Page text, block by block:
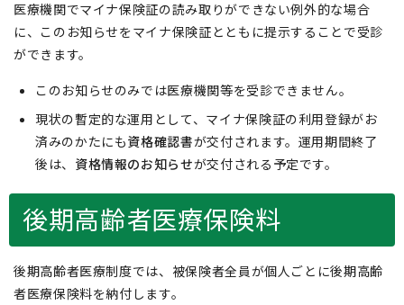
医療機関でマイナ保険証の読み取りができない例外的な場合
に、このお知らせをマイナ保険証とともに提示することで受診
ができます。
このお知らせのみでは医療機関等を受診できません。
現状の暫定的な運用として、マイナ保険証の利用登録がお
済みのかたにも資格確認書が交付されます。運用期間終了
後は、 資格情報のお知らせが交付される予定です。
後期高齢者医療保険料
後期高齢者医療制度では、被保険者全員が個人ごとに後期高齢
者医療保険料を納付します。